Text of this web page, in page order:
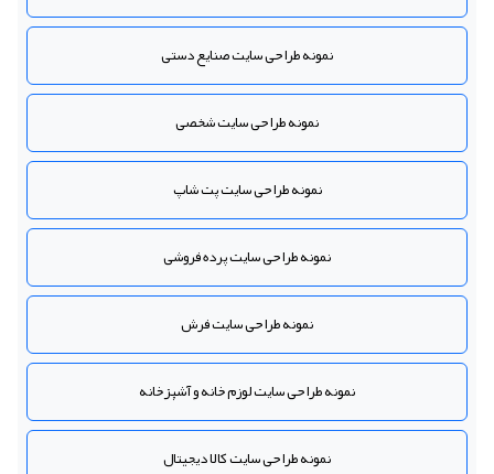
نمونه طراحی سایت صنایع دستی
نمونه طراحی سایت شخصی
نمونه طراحی سایت پت شاپ
نمونه طراحی سایت پرده فروشی
نمونه طراحی سایت فرش
نمونه طراحی سایت لوزم خانه و آشپزخانه
نمونه طراحی سایت کالا دیجیتال